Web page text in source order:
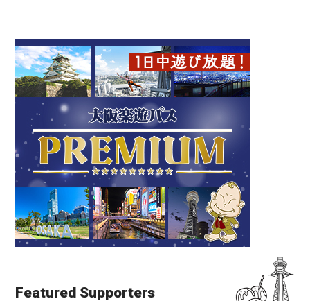
Featured Supporters